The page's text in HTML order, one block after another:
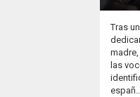
Tras
las